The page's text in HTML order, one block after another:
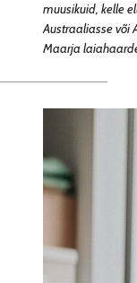
muusikuid, kelle
Austraaliasse või
Maarja